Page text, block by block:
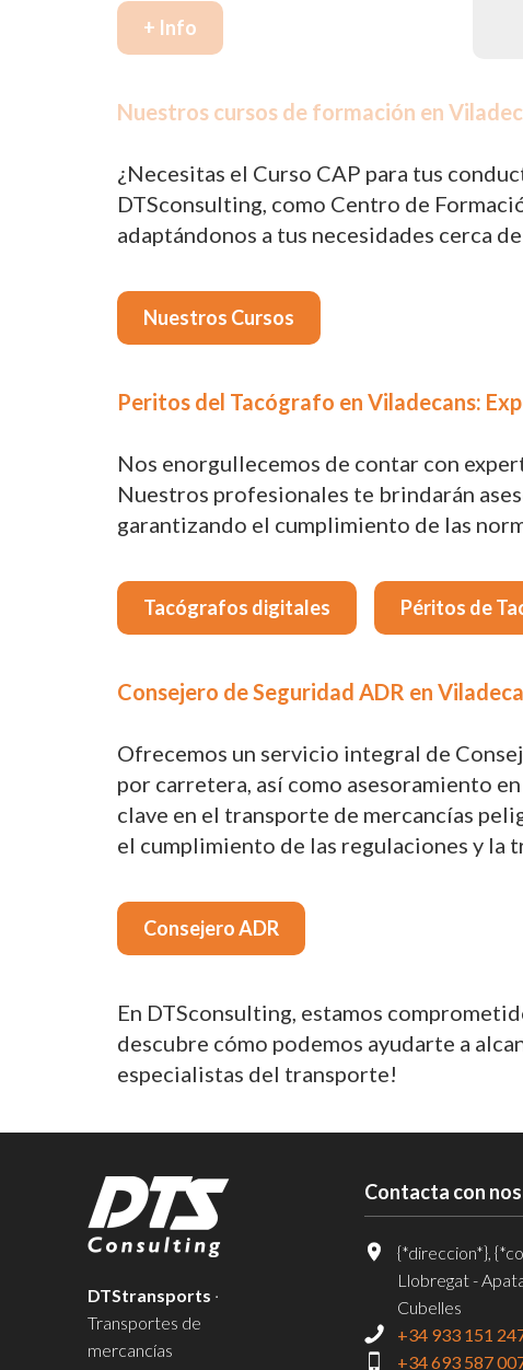
+ Info
Nuestros cursos de formación en
¿Necesitas el Curso CAP para tus
DTSconsulting, como Centro de
adaptándonos a tus necesidades cerca
Nuestros Cursos
Peritos del Tacógrafo en Viladecans:
Nos enorgullecemos de contar con
Nuestros profesionales te brindarán
garantizando el cumplimiento de las
Tacógrafos digitales Péritos de
Consejero de Seguridad ADR en
Ofrecemos un servicio integral de
por carretera, así como asesoramiento
clave en el transporte de mercancías
el cumplimiento de las regulaciones y la
Consejero ADR
En DTSconsulting, estamos
descubre cómo podemos ayudarte a
especialistas del transporte!
DTStransports ·
Transportes de
mercancías
Contacta con
{*direccion*},
Llobregat -
Cubelles
+34 933 151
+34 693 587